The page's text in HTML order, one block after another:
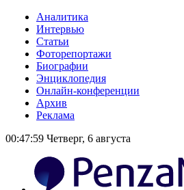
Аналитика
Интервью
Статьи
Фоторепортажи
Биографии
Энциклопедия
Онлайн-конференции
Архив
Реклама
00:48:00 Четверг, 6 августа